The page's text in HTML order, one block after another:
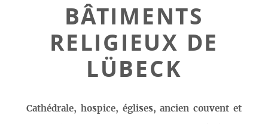
BÂTIMENTS
RELIGIEUX DE
LÜBECK
Cathédrale, hospice, églises, ancien couvent et